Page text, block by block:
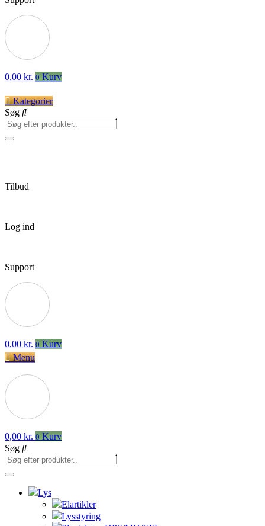
0,00 kr. 0 Kurv
Kategorier
Søg
Tilbud
Log ind
Support
0,00 kr. 0 Kurv
Menu
0,00 kr. 0 Kurv
Søg
Lys
Elartikler
Lysstyring